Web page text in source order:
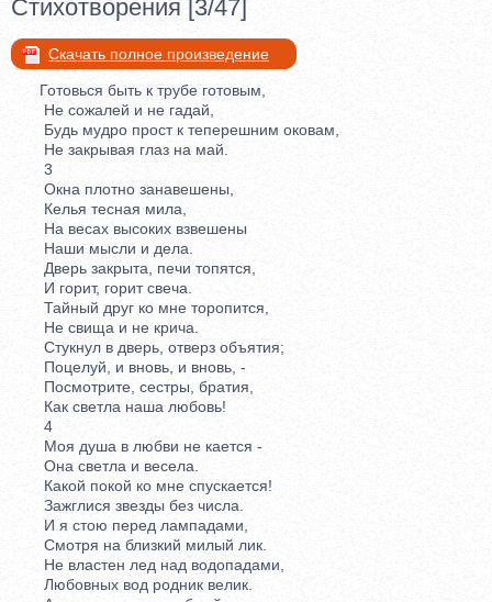
Стихотворения [3/47]
Скачать полное произведение
Готовься быть к трубе готовым,
Не сожалей и не гадай,
Будь мудро прост к теперешним оковам,
Не закрывая глаз на май.
3
Окна плотно занавешены,
Келья тесная мила,
На весах высоких взвешены
Наши мысли и дела.
Дверь закрыта, печи топятся,
И горит, горит свеча.
Тайный друг ко мне торопится,
Не свища и не крича.
Стукнул в дверь, отверз объятия;
Поцелуй, и вновь, и вновь, -
Посмотрите, сестры, братия,
Как светла наша любовь!
4
Моя душа в любви не кается -
Она светла и весела.
Какой покой ко мне спускается!
Зажглися звезды без числа.
И я стою перед лампадами,
Смотря на близкий милый лик.
Не властен лед над водопадами,
Любовных вод родник велик.